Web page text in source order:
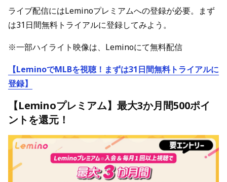
ライブ配信にはLeminoプレミアムへの登録が必要。まず
は31日間無料トライアルに登録してみよう。
※一部ハイライト映像は、Leminoにて無料配信
【LeminoでMLBを視聴！まずは31日間無料トライアルに
登録】
【Leminoプレミアム】最大3か月間500ポイ
ントを還元！